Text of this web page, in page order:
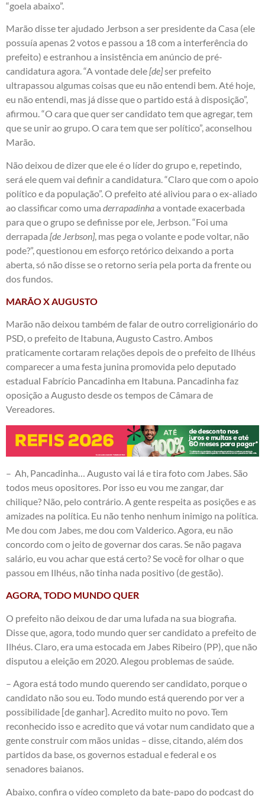
“goela abaixo”.
Marão disse ter ajudado Jerbson a ser presidente da Casa (ele
possuía apenas 2 votos e passou a 18 com a interferência do
prefeito) e estranhou a insistência em anúncio de pré-
candidatura agora. “A vontade dele[de]ser prefeito
ultrapassou algumas coisas que eu não entendi bem. Até hoje,
eu não entendi, mas já disse que o partido está à disposição”,
afirmou. “O cara que quer ser candidato tem que agregar, tem
que se unir ao grupo. O cara tem que ser político”, aconselhou
Marão.
Não deixou de dizer que ele é o líder do grupo e, repetindo,
será ele quem vai definir a candidatura. “Claro que com o apoio
político e da população”. O prefeito até aliviou para o ex-aliado
ao classificar como uma derrapadinhaa vontade exacerbada
para que o grupo se definisse por ele, Jerbson. “Foi uma
derrapada [de Jerbson], mas pega o volante e pode voltar, não
pode?”, questionou em esforço retórico deixando a porta
aberta, só não disse se o retorno seria pela porta da frente ou
dos fundos.
MARÃO X AUGUSTO
Marão não deixou também de falar de outro correligionário do
PSD, o prefeito de Itabuna, Augusto Castro. Ambos
praticamente cortaram relações depois de o prefeito de Ilhéus
comparecer a uma festa junina promovida pelo deputado
estadual Fabrício Pancadinha em Itabuna. Pancadinha faz
oposição a Augusto desde os tempos de Câmara de
Vereadores.
– Ah, Pancadinha… Augusto vai lá e tira foto com Jabes. São
todos meus opositores. Por isso eu vou me zangar, dar
chilique? Não, pelo contrário. A gente respeita as posições e as
amizades na política. Eu não tenho nenhum inimigo na política.
Me dou com Jabes, me dou com Valderico. Agora, eu não
concordo com o jeito de governar dos caras. Se não pagava
salário, eu vou achar que está certo? Se você for olhar o que
passou em Ilhéus, não tinha nada positivo (de gestão).
AGORA, TODO MUNDO QUER
O prefeito não deixou de dar uma lufada na sua biografia.
Disse que, agora, todo mundo quer ser candidato a prefeito de
Ilhéus. Claro, era uma estocada em Jabes Ribeiro (PP), que não
disputou a eleição em 2020. Alegou problemas de saúde.
– Agora está todo mundo querendo ser candidato, porque o
candidato não sou eu. Todo mundo está querendo por ver a
possibilidade [de ganhar]. Acredito muito no povo. Tem
reconhecido isso e acredito que vá votar num candidato que a
gente construir com mãos unidas – disse, citando, além dos
partidos da base, os governos estadual e federal e os
senadores baianos.
Abaixo, confira o vídeo completo da bate-papo do podcast do